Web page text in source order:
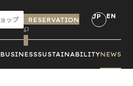
RESERVATION JP EN
BUSINESSSUSTAINABILITYNEWS